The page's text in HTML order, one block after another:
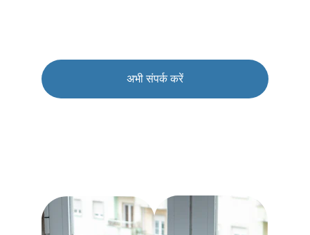
अभी संपर्क करें